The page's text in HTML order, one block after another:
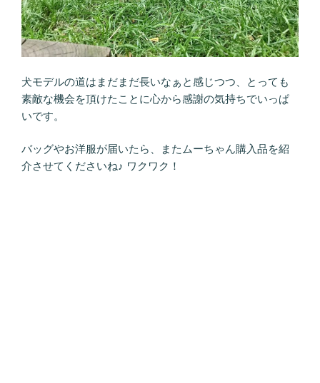
犬モデルの道はまだまだ長いなぁと感じつつ、とっても
素敵な機会を頂けたことに心から感謝の気持ちでいっぱ
いです。
バッグやお洋服が届いたら、またムーちゃん購入品を紹
介させてくださいね♪ ワクワク！